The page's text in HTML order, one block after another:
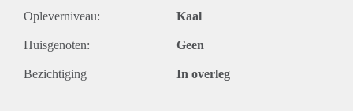
Key aspects
- Design bathroom
- 2 toilets
- High quality design
Opleverniveau: Kaal
Huisgenoten: Geen
Bezichtiging In overleg